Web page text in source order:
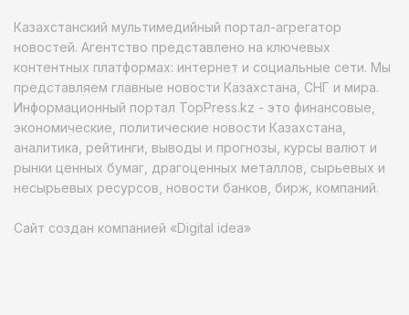
Казахстанский мультимедийный портал-агрегатор
новостей. Агентство представлено на ключевых
контентных платформах: интернет и социальные сети. Мы
представляем главные новости Казахстана, СНГ и мира.
Информационный портал TopPress.kz - это финансовые,
экономические, политические новости Казахстана,
аналитика, рейтинги, выводы и прогнозы, курсы валют и
рынки ценных бумаг, драгоценных металлов, сырьевых и
несырьевых ресурсов, новости банков, бирж, компаний.
Сайт создан компанией «Digital idea»